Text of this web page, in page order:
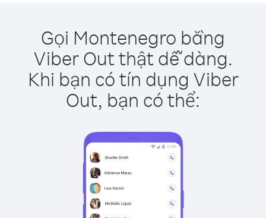
Gọi Montenegro bằng
Viber Out thật dễ dàng.
Khi bạn có tín dụng Viber
Out, bạn có thể: